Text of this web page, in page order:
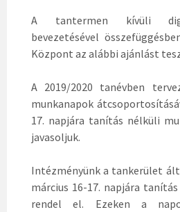
A tantermen kívüli
bevezetésével
Központ az alábbi ajánlást
A 2019/2020 tanévben
munkanapok
17. napjára tanítás nélküli
javasoljuk.
Intézményünk a tankerület
március 16-17. napjára
rendel el. Ezeken a